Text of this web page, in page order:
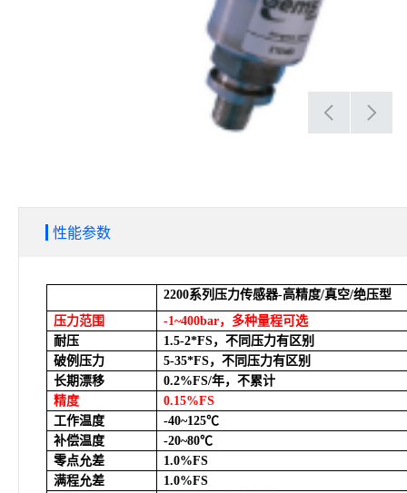
性能参数
2200系列压力传感器-高精度/真空/绝压型
压力范围
-1~400bar，多种量程可选
耐压
1.5-2*FS，不同压力有区别
破例压力
5-35*FS，不同压力有区别
长期漂移
0.2%FS/年，不累计
精度
0.15%FS
工作温度
-40~125℃
补偿温度
-20~80℃
零点允差
1.0%FS
满程允差
1.0%FS